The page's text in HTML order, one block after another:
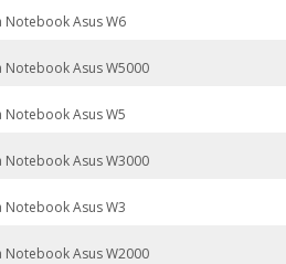
Asus W6
Asus W5000
Asus W5
Asus W3000
Asus W3
Asus W2000